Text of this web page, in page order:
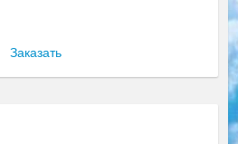
Заказать